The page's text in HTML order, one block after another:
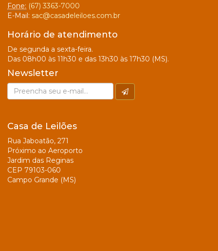
Fone: (67) 3363-7000
E-Mail: sac@casadeleiloes.com.br
Horário de atendimento
De segunda a sexta-feira.
Das 08h00 às 11h30 e das 13h30 às 17h30 (MS).
Newsletter
Casa de Leilões
Rua Jaboatão, 271
Próximo ao Aeroporto
Jardim das Reginas
CEP 79103-060
Campo Grande (MS)